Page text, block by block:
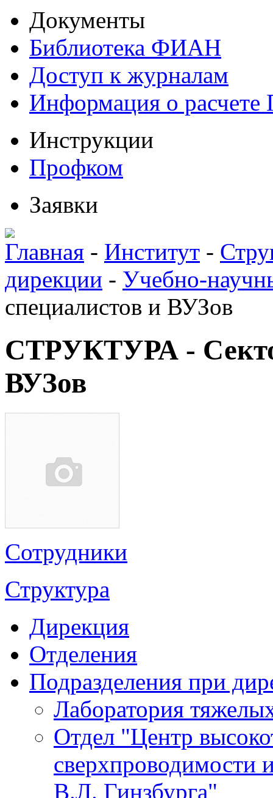
Документы
Библиотека ФИАН
Доступ к журналам
Информация о
Инструкции
Профком
Заявки
Главная - Институт -
дирекции - Учебно-
специалистов и ВУЗов
СТРУКТУРА -
ВУЗов
Сотрудники
Структура
Дирекция
Отделения
Подразделения при
Лаборатория
Отдел "Центр
сверхпроводимости
В.Л. Гинзбурга"